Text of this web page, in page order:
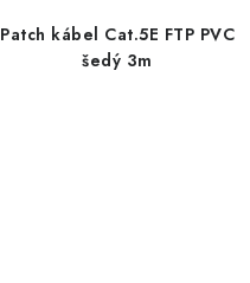
Patch kábel Cat.5E FTP PVC
šedý 3m